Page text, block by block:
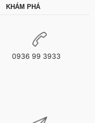
KHÁM PHÁ
0936 99 3933